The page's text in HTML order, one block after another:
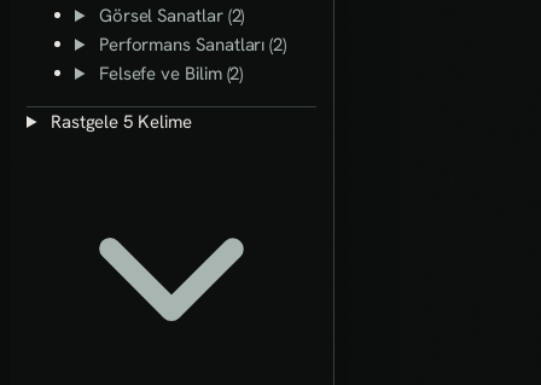
Görsel Sanatlar (2)
Performans Sanatları (2)
Felsefe ve Bilim (2)
Rastgele 5 Kelime